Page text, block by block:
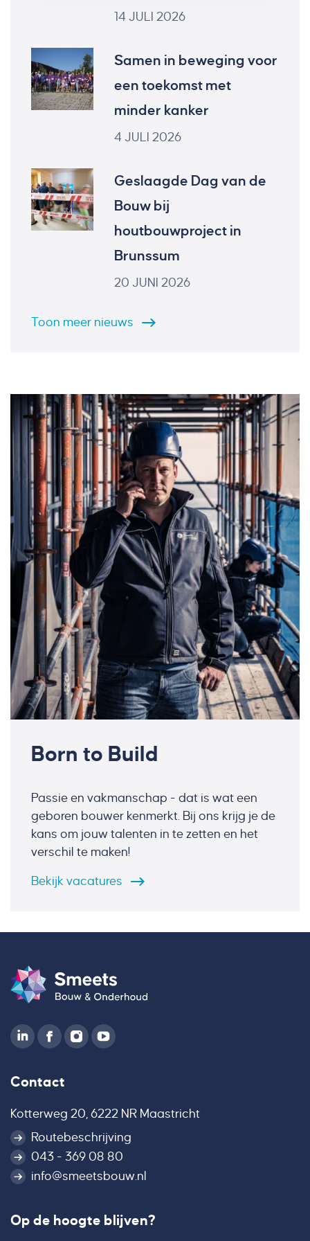
14 JULI 2026
Samen in beweging voor
een toekomst met
minder kanker
4 JULI 2026
Geslaagde Dag van de
Bouw bij
houtbouwproject in
Brunssum
20 JUNI 2026
Toon meer nieuws
Born to Build
Passie en vakmanschap - dat is wat een
geboren bouwer kenmerkt. Bij ons krijg je de
kans om jouw talenten in te zetten en het
verschil te maken!
Bekijk vacatures
Contact
Kotterweg 20, 6222 NR Maastricht
Routebeschrijving
043 - 369 08 80
info@smeetsbouw.nl
Op de hoogte blijven?